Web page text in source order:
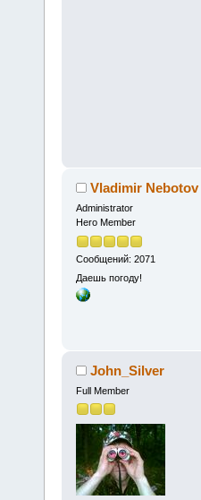
Vladimir Nebotov
Administrator
Hero Member
Сообщений: 2071
Даешь погоду!
John_Silver
Full Member